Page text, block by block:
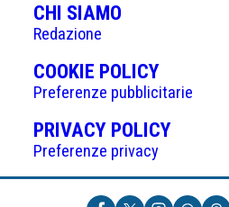
CHI SIAMO
Redazione
COOKIE POLICY(APRE
IN
UNA
NUOVA
Preferenze pubblicitarie
PRIVACY POLICY(APRE
UNA
NUOVA
Preferenze privacy